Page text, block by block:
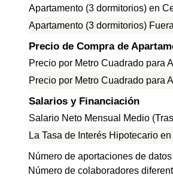
Apartamento (3 dormitorios) en
Apartamento (3 dormitorios)
Precio de Compra de
Precio por Metro Cuadrado para
Precio por Metro Cuadrado para
Salarios y Financiación
Salario Neto Mensual Medio
La Tasa de Interés Hipotecario
Número de aportaciones de
Número de colaboradores